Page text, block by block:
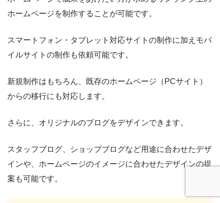
ホームページを制作することが可能です。
スマートフォン・タブレット対応サイトの制作に加えモバ
イルサイトの制作も依頼可能です。
新規制作はもちろん、既存のホームページ（PCサイト）
からの移行にも対応します。
さらに、オリジナルのブログをデザインできます。
スタッフブログ、ショップブログなど用途に合わせたデザ
インや、ホームページのイメージに合わせたデザインの提
案も可能です。